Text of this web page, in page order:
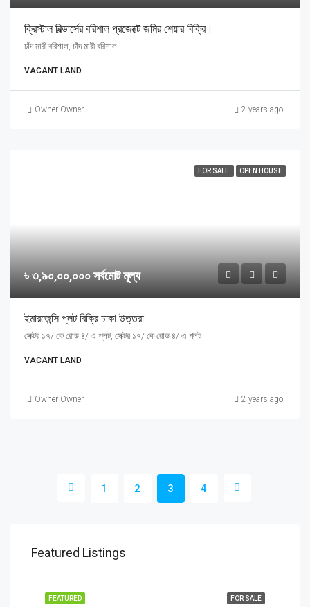
ক্রিস্টাল বিল্ডার্সের বরিশাল প্রজেক্টে জমির শেয়ার বিক্রি।
চাঁদ মারী বরিশাল, চাঁদ মারী বরিশাল
VACANT LAND
Owner Owner 2 years ago
FOR SALE OPEN HOUSE
৳ ৩,৯০,০০,০০০ সর্বমোট মূল্য
ইমারজেন্সি প্লট বিক্রি ঢাকা উত্তরা
সেক্টর ১৭/ কে রোড ৪/ এ প্লট, সেক্টর ১৭/ কে রোড ৪/ এ প্লট
VACANT LAND
Owner Owner 2 years ago
1 2 3 4
Featured Listings
FOR SALE
FEATURED